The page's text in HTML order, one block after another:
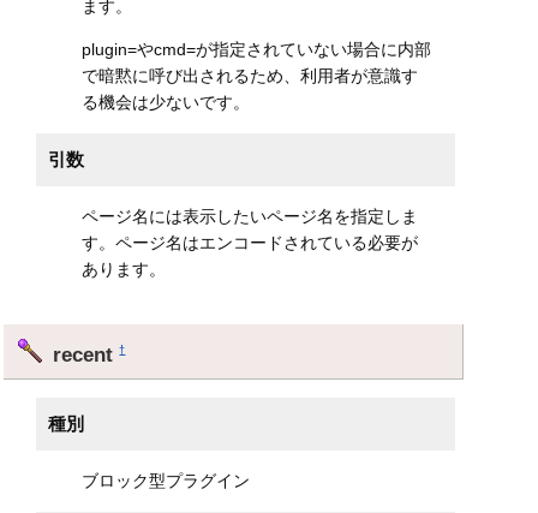
ます。
plugin=やcmd=が指定されていない場合に内部
で暗黙に呼び出されるため、利用者が意識す
る機会は少ないです。
引数
ページ名には表示したいページ名を指定しま
す。ページ名はエンコードされている必要が
あります。
recent†
種別
ブロック型プラグイン